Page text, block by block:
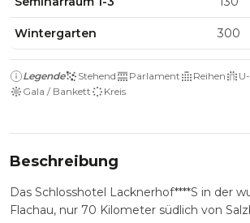
Wintergarten 300
Legende Stehend Parlament Reihen
Gala / Bankett
Kreis
Beschreibung
Das Schlosshotel Lacknerhof****S in der
Flachau, nur 70 Kilometer südlich von